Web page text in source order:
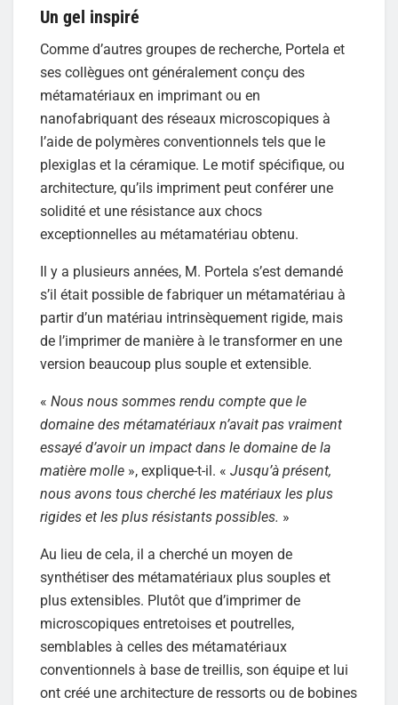
Un gel inspiré
Comme d’autres groupes de recherche, Portela et
ses collègues ont généralement conçu des
métamatériaux en imprimant ou en
nanofabriquant des réseaux microscopiques à
l’aide de polymères conventionnels tels que le
plexiglas et la céramique. Le motif spécifique, ou
architecture, qu’ils impriment peut conférer une
solidité et une résistance aux chocs
exceptionnelles au métamatériau obtenu.
Il y a plusieurs années, M. Portela s’est demandé
s’il était possible de fabriquer un métamatériau à
partir d’un matériau intrinsèquement rigide, mais
de l’imprimer de manière à le transformer en une
version beaucoup plus souple et extensible.
« Nous nous sommes rendu compte que le
domaine des métamatériaux n’avait pas vraiment
essayé d’avoir un impact dans le domaine de la
matière molle », explique-t-il. « Jusqu’à présent,
nous avons tous cherché les matériaux les plus
rigides et les plus résistants possibles. »
Au lieu de cela, il a cherché un moyen de
synthétiser des métamatériaux plus souples et
plus extensibles. Plutôt que d’imprimer de
microscopiques entretoises et poutrelles,
semblables à celles des métamatériaux
conventionnels à base de treillis, son équipe et lui
ont créé une architecture de ressorts ou de bobines